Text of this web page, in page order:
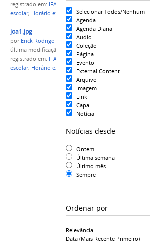
Selecionar Todos/Nenhum
Agenda
Agenda Diaria
Audio
Coleção
Página
Evento
External Content
Arquivo
Imagem
Link
Capa
Notícia
Notícias desde
Ontem
Última semana
Último mês
Sempre
Ordenar por
Relevância
Data (mais Recente Primeiro)
registrado em: IFAM
escolar, Horário expediente
joa1.jpg
por Erick Rodrigo Santos Almeida
última modificação
em 29/05/2020 13h26
registrado em: IFAM Campus Itacoatiara
escolar, Horário expediente